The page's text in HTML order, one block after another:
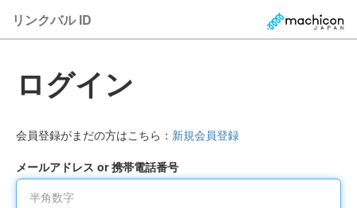
リンクバル ID
ログイン
会員登録がまだの方はこちら： 新規会員登録
メールアドレス or 携帯電話番号